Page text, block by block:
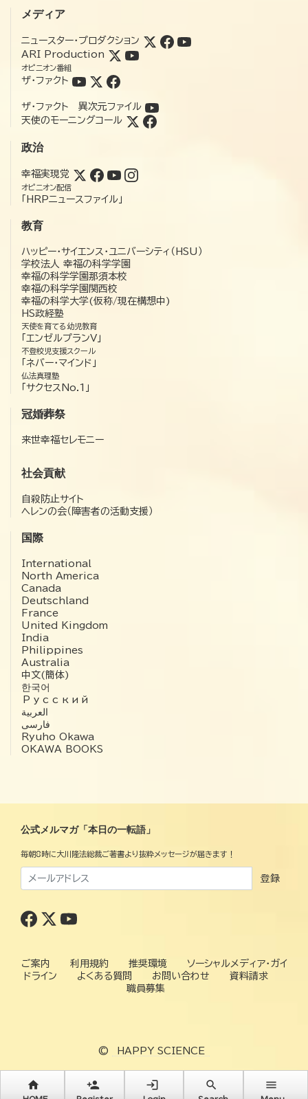
メディア
ニュースター・プロダクション
ARI Production
オピニオン番組
ザ・ファクト
ザ・ファクト 異次元ファイル
天使のモーニングコール
政治
幸福実現党
オピニオン配信
「HRPニュースファイル」
教育
ハッピー・サイエンス・ユニバーシティ（HSU）
学校法人 幸福の科学学園
幸福の科学学園那須本校
幸福の科学学園関西校
幸福の科学大学(仮称/現在構想中)
HS政経塾
天使を育てる幼児教育
「エンゼルプランV」
不登校児支援スクール
「ネバー・マインド」
仏法真理塾
「サクセスNo.1」
冠婚葬祭
来世幸福セレモニー
社会貢献
自殺防止サイト
ヘレンの会（障害者の活動支援）
国際
International
North America
Canada
Deutschland
France
United Kingdom
India
Philippines
Australia
中文(簡体)
한국어
Русский
العربية‏
فارسی
Ryuho Okawa
OKAWA BOOKS
公式メルマガ「本日の一転語」
毎朝8時に大川隆法総裁ご著書より抜粋メッセージが届きます！
登録
ご案内 利用規約 推奨環境
ソーシャルメディア・ガイ
ドライン
よくある質問 お問い合わせ
資料請求
職員募集
© HAPPY SCIENCE
home person_add login search menu